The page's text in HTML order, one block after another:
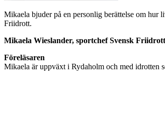
Mikaela bjuder på en personlig berättelse om hur
Friidrott.
Mikaela Wieslander, sportchef Svensk Friidrott
Föreläsaren
Mikaela är uppväxt i Rydaholm och med idrotten